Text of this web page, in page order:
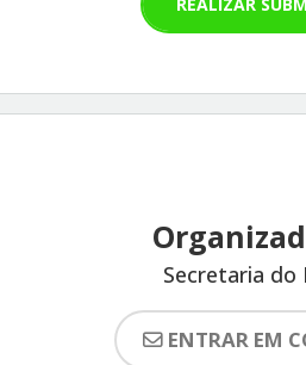
Secretaria do
ENTRAR EM